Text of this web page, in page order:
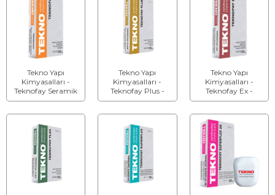
Tekno Yapı
Kimyasalları -
Teknofay Seramik
ve Fayans
Tekno Yapı
Kimyasalları -
Teknofay Plus -
Seramik ve Fayans
Tekno Yapı
Kimyasalları -
Teknofay Ex -
Seramik ve Granit